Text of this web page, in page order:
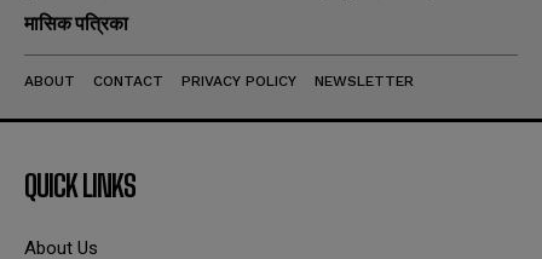
मासिक पत्रिका
ABOUT CONTACT PRIVACY POLICY NEWSLETTER
QUICK LINKS
About Us